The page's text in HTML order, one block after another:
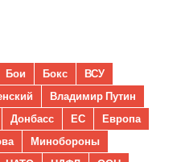
Бои Бокс
ВСУ
Владимир Путин
Донбасс ЕС
Европа
Минобороны